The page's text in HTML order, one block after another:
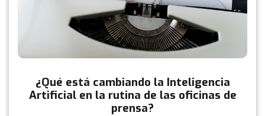
¿Qué está cambiando la Inteligencia
Artificial en la rutina de las oficinas de
prensa?